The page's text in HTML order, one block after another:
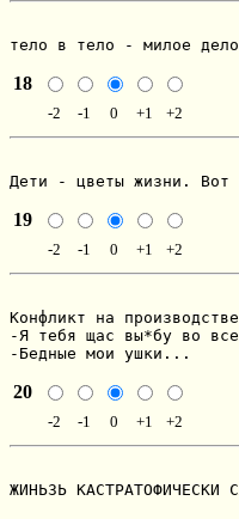
тело в тело - милое дело
18
-2 -1 0 +1 +2
Дети - цветы жизни. Вот
19
-2 -1 0 +1 +2
Конфликт на
-Я тебя щас вы*бу во
-Бедные мои ушки...
20
-2 -1 0 +1 +2
ЖИНЬЗЬ КАСТРАТОФИЧЕСКИ